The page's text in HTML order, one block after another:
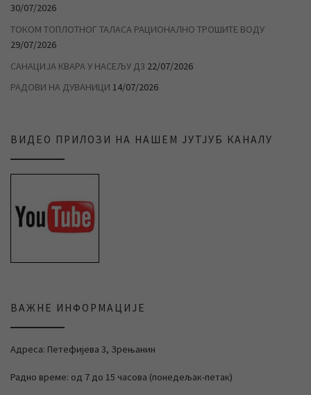
30/07/2026
ТОКОМ ТОПЛОТНОГ ТАЛАСА РАЦИОНАЛНО ТРОШИТЕ ВОДУ
29/07/2026
САНАЦИЈА КВАРА У НАСЕЉУ Д3 22/07/2026
РАДОВИ НА ДУВАНИЦИ 14/07/2026
ВИДЕО ПРИЛОЗИ НА НАШЕМ ЈУТЈУБ КАНАЛУ
ВАЖНЕ ИНФОРМАЦИЈЕ
Адреса: Петефијева 3, Зрењанин
Радно време: од 7 до 15 часова (понедељак-петак)